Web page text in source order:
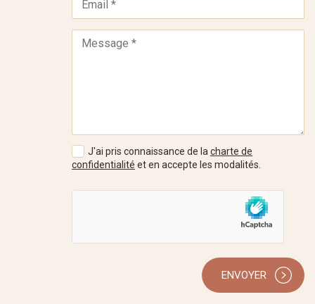
J'ai pris connaissance de la charte de
confidentialité et en accepte les modalités.
ENVOYER